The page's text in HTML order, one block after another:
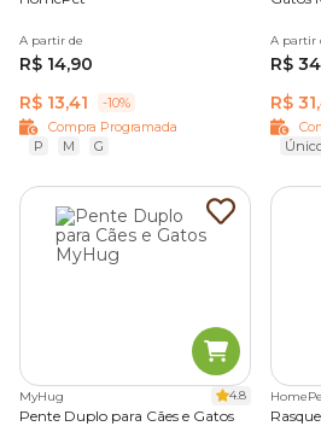
A partir de
R$ 14,90
R$ 13,41
-10%
Compra Programada
P
M G
A partir
R$
R$
MyHug 4.8
Pente Duplo para Cães e Gatos